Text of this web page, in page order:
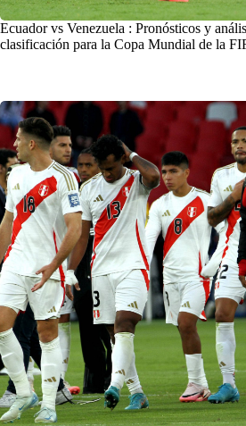
Ecuador vs Venezuela : Pronósticos y
clasificación para la Copa Mundial de la